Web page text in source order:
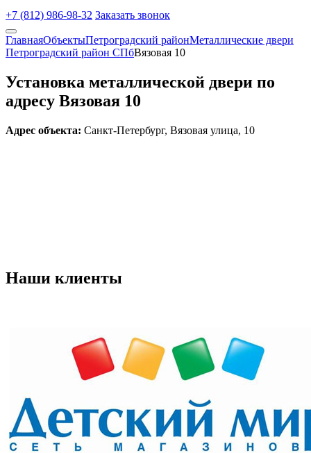
+7 (812) 986-98-32 Заказать звонок
ГлавнаяОбъектыПетроградский районМеталлические двери
Петроградский район СПбВязовая 10
Установка металлической двери по
адресу Вязовая 10
Адрес объекта: Санкт-Петербург, Вязовая улица, 10
Наши клиенты